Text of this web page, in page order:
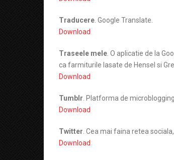
Traducere . Google Translate.
Download
Traseele mele . O aplicatie de la
ca farmiturile lasate de Hensel si
Download
Tumblr . Platforma de microblogging.
Download
Twitter . Cea mai faina retea
Download